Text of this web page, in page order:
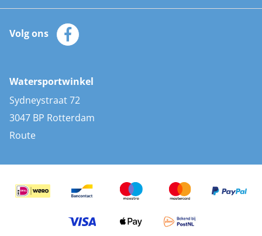
Automatische reddingsvesten
Zeilkleding
Zonnepanelen
AIS transponders
Stootwillen en fenders
Bootkussens
Zwemtrappen
Klantenservice
Merken
Volg ons
Watersportwinkel
Sydneystraat 72
3047 BP Rotterdam
Route